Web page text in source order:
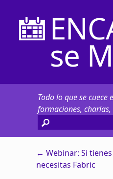
se
Todo lo que se cuece
formaciones,
← Webinar: Si
necesitas Fabric